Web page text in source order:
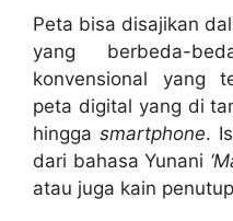
Peta bisa disajikan
yang berbeda-
konvensional yang
peta digital yang di
hingga smartphone.
dari bahasa Yunani
atau juga kain